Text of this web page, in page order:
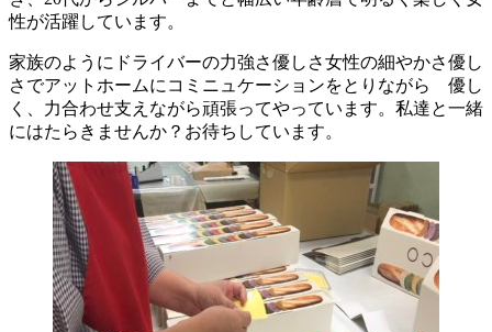
性が活躍しています。
家族のようにドライバーの力強さ優しさ女性の細やかさ優し
さでアットホームにコミニュケーションをとりながら 優し
く、力合わせ支えながら頑張ってやっています。私達と一緒
にはたらきませんか？お待ちしています。